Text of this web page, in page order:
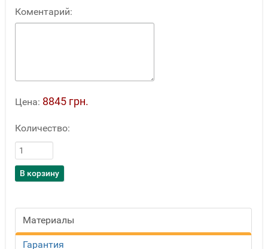
Коментарий:
Цена: 8845 грн.
Количество:
Материалы
Гарантия